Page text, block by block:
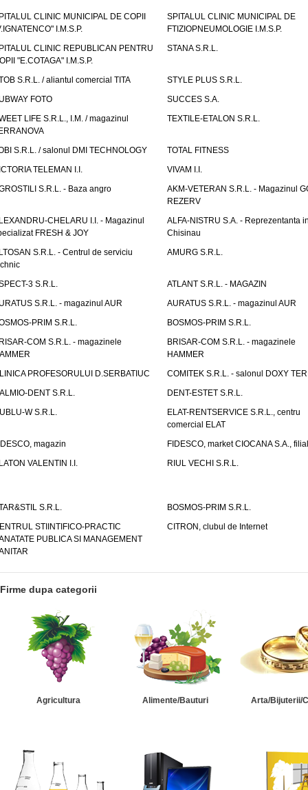
CLINIC MUNICIPAL DE COPII
I.M.S.P.
SPITALUL CLINIC MUNICIPAL DE
FTIZIOPNEUMOLOGIE I.M.S.P.
CLINIC REPUBLICAN PENTRU
"E.COTAGA" I.M.S.P.
STANA S.R.L.
S.R.L. / aliantul comercial TITA
STYLE PLUS S.R.L.
FOTO
SUCCES S.A.
LIFE S.R.L., I.M. / magazinul
TEXTILE-ETALON S.R.L.
S.R.L. / salonul DMI TECHNOLOGY
TOTAL FITNESS
TELEMAN I.I.
VIVAM I.I.
S.R.L. - Baza angro
AKM-VETERAN S.R.L. - Magazinul
REZERV
CHELARU I.I. - Magazinul
FRESH & JOY
ALFA-NISTRU S.A. - Reprezentanta
Chisinau
S.R.L. - Centrul de serviciu
AMURG S.R.L.
3 S.R.L.
ATLANT S.R.L. - MAGAZIN
S.R.L. - magazinul AUR
AURATUS S.R.L. - magazinul AUR
PRIM S.R.L.
BOSMOS-PRIM S.R.L.
COM S.R.L. - magazinele
BRISAR-COM S.R.L. - magazinele
HAMMER
PROFESORULUI D.SERBATIUC
COMITEK S.R.L. - salonul DOXY
DENT S.R.L.
DENT-ESTET S.R.L.
W S.R.L.
ELAT-RENTSERVICE S.R.L., centru
comercial ELAT
magazin
FIDESCO, market CIOCANA S.A.,
VALENTIN I.I.
RIUL VECHI S.R.L.
S.R.L.
BOSMOS-PRIM S.R.L.
STIINTIFICO-PRACTIC
PUBLICA SI MANAGEMENT
CITRON, clubul de Internet
Firme dupa categorii
Agricultura Alimente/Bauturi Arta/Bijuterii/